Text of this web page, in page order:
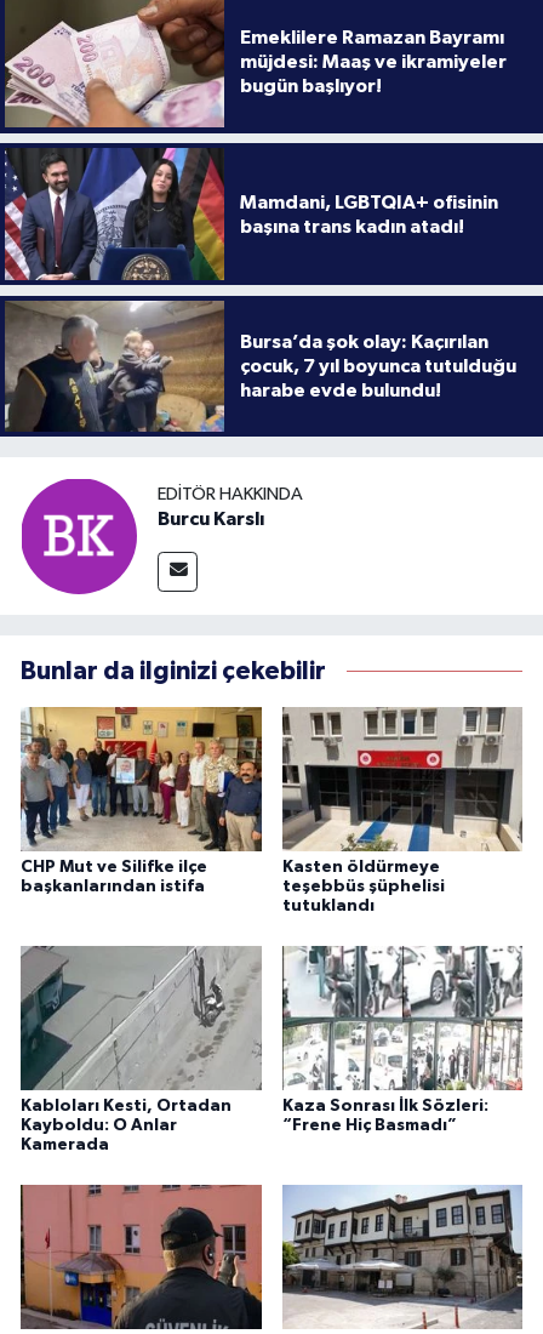
Emeklilere Ramazan Bayramı
müjdesi: Maaş ve ikramiyeler
bugün başlıyor!
Mamdani, LGBTQIA+ ofisinin
başına trans kadın atadı!
Bursa’da şok olay: Kaçırılan
çocuk, 7 yıl boyunca tutulduğu
harabe evde bulundu!
EDITÖR HAKKINDA
Burcu Karslı
Bunlar da ilginizi çekebilir
CHP Mut ve Silifke ilçe
başkanlarından istifa
Kasten öldürmeye
teşebbüs şüphelisi
tutuklandı
Kabloları Kesti, Ortadan
Kayboldu: O Anlar
Kamerada
Kaza Sonrası İlk Sözleri:
“Frene Hiç Basmadı”